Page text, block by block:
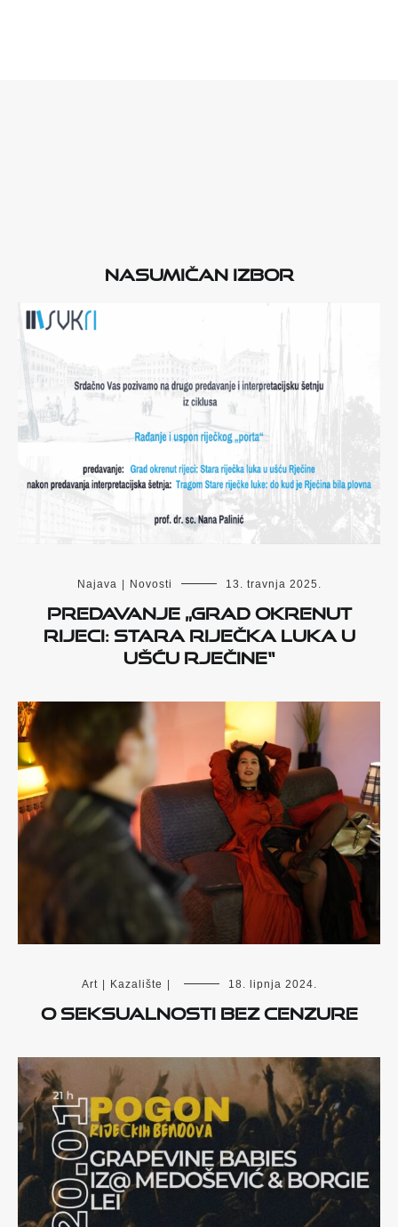
Nasumičan izbor
Najava Novosti 13. travnja 2025.
Predavanje „Grad okrenut
rijeci: Stara riječka luka u
ušću Rječine“
Art Kazalište 18. lipnja 2024.
O seksualnosti bez cenzure